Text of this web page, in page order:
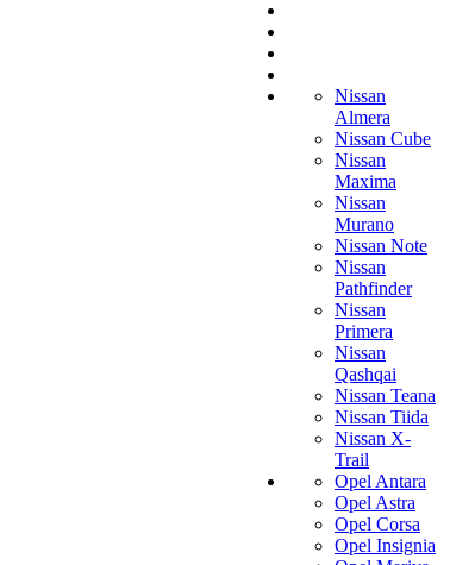
Nissan
Almera
Nissan Cube
Nissan
Maxima
Nissan
Murano
Nissan Note
Nissan
Pathfinder
Nissan
Primera
Nissan
Qashqai
Nissan Teana
Nissan Tiida
Nissan X-
Trail
Opel Antara
Opel Astra
Opel Corsa
Opel Insignia